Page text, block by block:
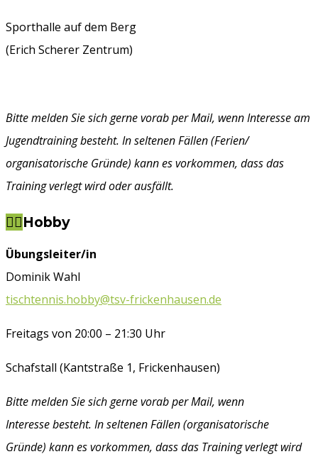
Sporthalle auf dem Berg
(Erich Scherer Zentrum)
Bitte melden Sie sich gerne vorab per Mail, wenn Interesseam
Jugendtraining besteht. In seltenen Fällen (Ferien/
organisatorische Gründe) kann es vorkommen, dass das
Training verlegt wird oder ausfällt.
Hobby
Übungsleiter/in
Dominik Wahl
tischtennis.hobby@tsv-frickenhausen.de
Freitags von 20:00 – 21:30 Uhr
Schafstall (Kantstraße 1, Frickenhausen)
Bitte melden Sie sich gerne vorab per Mail, wenn
Interessebesteht. In seltenen Fällen (organisatorische
Gründe) kann es vorkommen, dass das Training verlegt wird